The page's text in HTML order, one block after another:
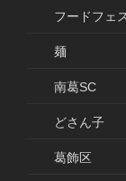
フードフェ
麺
南葛SC
どさん子
葛飾区